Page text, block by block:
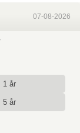
07-08-2026
1 år
5 år